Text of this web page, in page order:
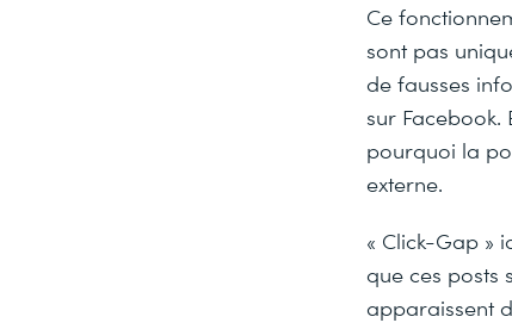
Ce
sont pas
de fausses
sur Facebook.
pourquoi la
externe.
« Click-Gap »
que ces posts
apparaissent